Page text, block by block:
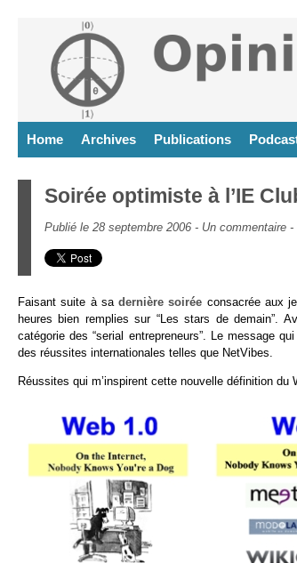
Home Archives Publications
Soirée optimiste à l’IE
Publié le 28 septembre 2006 - Un commentaire -
Faisant suite à sadernière soirée consacrée aux
heures bien remplies sur “Les stars de demain”.
catégorie des “serial entrepreneurs”. Le message
des réussites internationales telles que NetVibes.
Réussites qui m’inspirent cette nouvelle définition